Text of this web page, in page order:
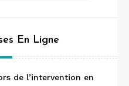
En Ligne
de l’intervention en